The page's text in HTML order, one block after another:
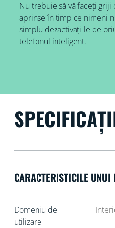
Nu trebuie să vă faceți griji
aprinse în timp ce nimeni
simplu dezactivați-le de
telefonul inteligent.
CARACTERISTICILE UNUI
Domeniu de
utilizare